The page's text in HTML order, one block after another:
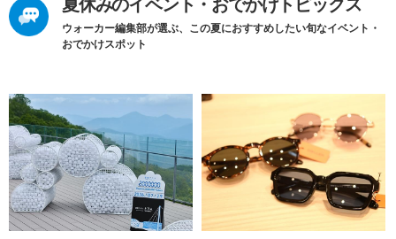
ウォーカー編集部が選ぶ、この夏におすすめしたい旬なイベント・
おでかけスポット